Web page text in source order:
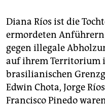
Diana Ríos ist die
ermordeten
gegen illegale
auf ihrem Territorium
brasilianischen
Edwin Chota, Jorge
Francisco Pinedo